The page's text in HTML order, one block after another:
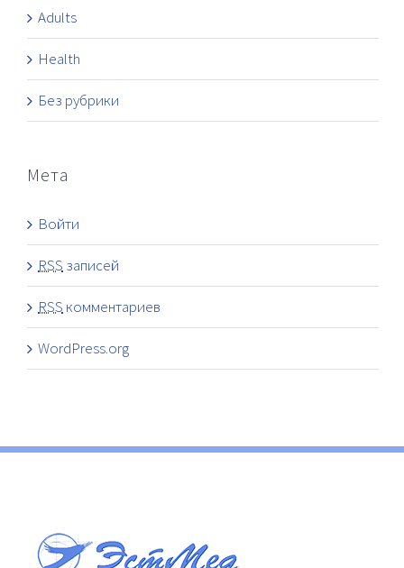
Adults
Health
Без рубрики
Мета
Войти
RSS записей
RSS комментариев
WordPress.org